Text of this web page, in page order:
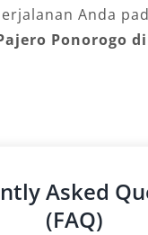
Anda
Ponorogo di
Asked
(FAQ)